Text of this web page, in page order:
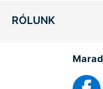
RÓLUNK